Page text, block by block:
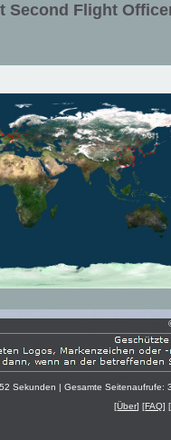
Second Flight
Sekunden | Gesamte
[Über] [FAQ] [